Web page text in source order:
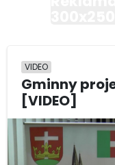
VIDEO
Gminny
[VIDEO]